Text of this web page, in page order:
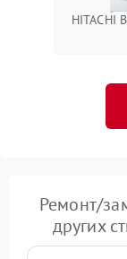
HITACHI
Ремонт/
других